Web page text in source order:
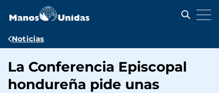
contenido
Ruta
navegación
Noticias
La Conferencia Episcopal
hondureña pide unas